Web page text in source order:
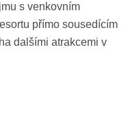
s venkovním
přímo sousedícím
dalšími atrakcemi v